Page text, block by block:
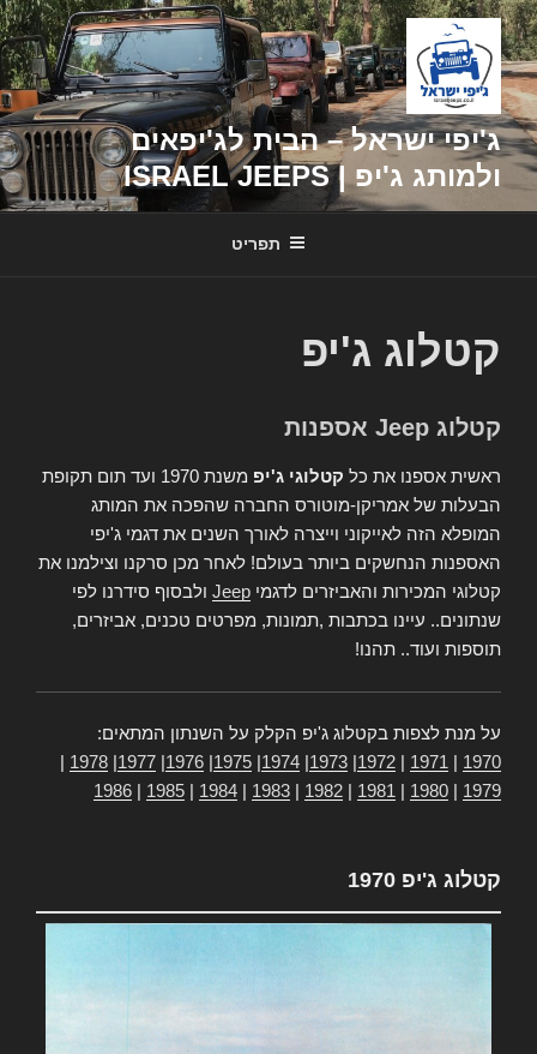
דילוג
לתוכן
ג'יפי ישראל – הבית לג'יפאים
ולמותג ג'יפ | ISRAEL JEEPS
תפריט
קטלוג ג'יפ
קטלוג Jeep אספנות
ראשית אספנו את כל קטלוגי ג'יפ
משנת 1970 ועד תום תקופת
הבעלות של אמריקן-מוטורס החברה שהפכה את המותג
המופלא הזה לאייקוני וייצרה לאורך השנים את דגמי ג'יפי
האספנות הנחשקים ביותר בעולם! לאחר מכן סרקנו וצילמנו את
קטלוגי המכירות והאביזרים לדגמי Jeep ולבסוף סידרנו לפי
שנתונים.. עיינו בכתבות ,תמונות, מפרטים טכנים, אביזרים,
תוספות ועוד.. תהנו!
על מנת לצפות בקטלוג ג'יפ הקלק על השנתון המתאים:
1970
1971
1972
1973
1974
1975
1976
1977
1978
1979
1980
1981
1982
1983
1984
1985
1986
קטלוג ג'יפ 1970